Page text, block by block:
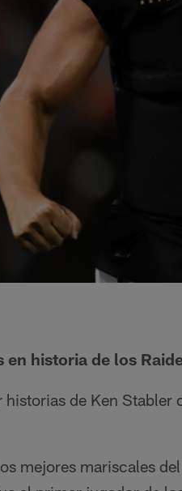
en historia de los
de Ken Stabler
mejores mariscales